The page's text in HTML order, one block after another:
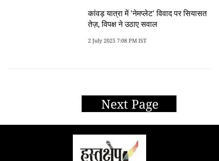
कांवड़ यात्रा में 'नेमप्लेट' विवाद पर सियासत
तेज़, विपक्ष ने उठाए सवाल
2 July 2025 7:08 PM IST
Next Page